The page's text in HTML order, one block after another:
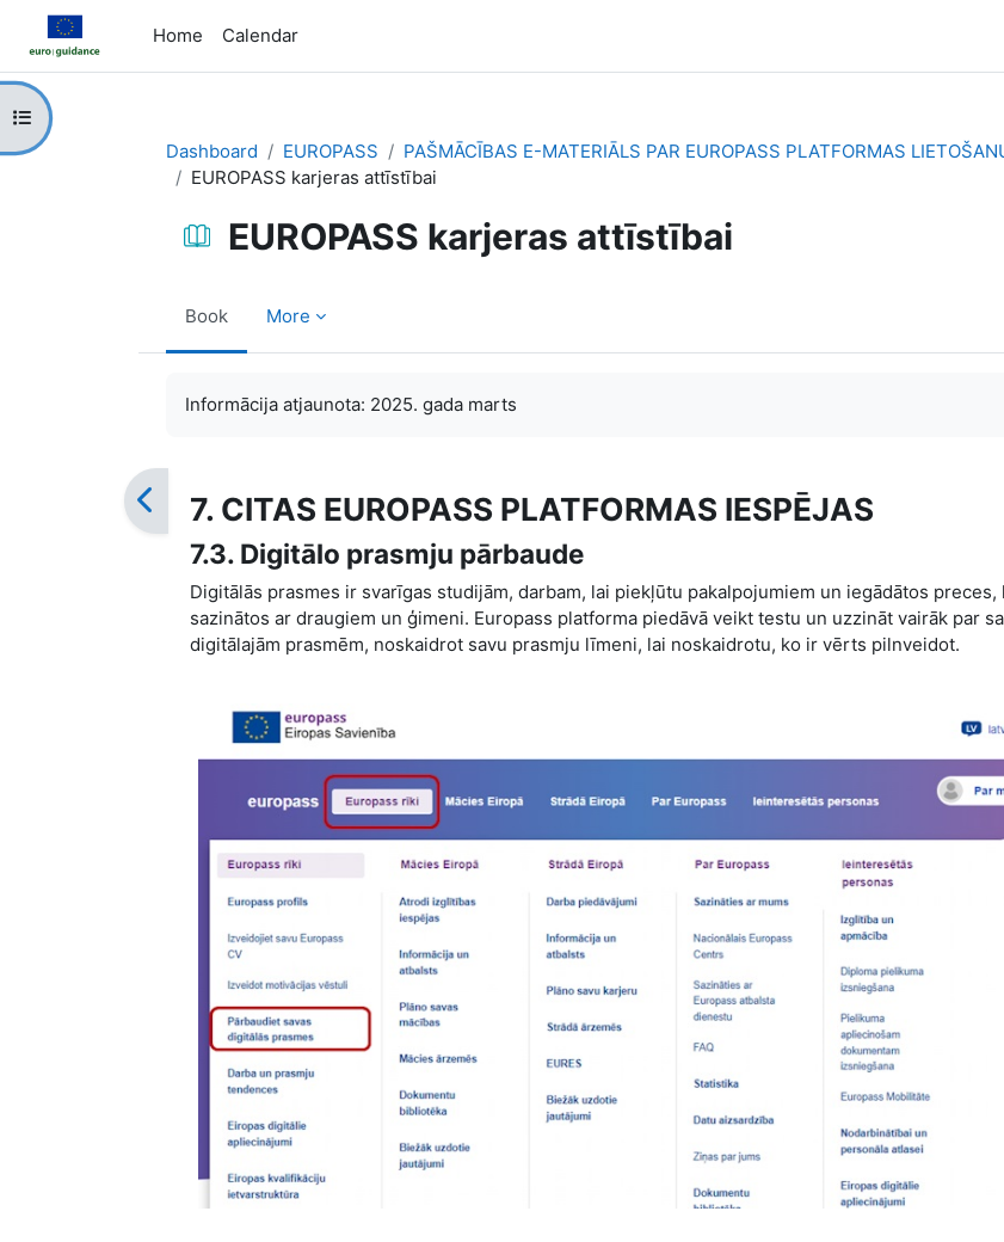
Skip to main content
Home
Calendar
Open course index
Dashboard
EUROPASS
PAŠMĀCĪBAS E-MATERIĀLS PAR EUROPASS PLATFORMAS
EUROPASS karjeras attīstībai
EUROPASS karjeras attīstībai
Book More
Informācija atjaunota: 2025. gada marts
7. CITAS EUROPASS PLATFORMAS IESPĒJAS
7.3. Digitālo prasmju pārbaude
Digitālās prasmes ir svarīgas studijām, darbam, lai piekļūtu pakalpojumiem un iegādātos preces,
sazinātos ar draugiem un ģimeni. Europass platforma piedāvā veikt testu un uzzināt vairāk par
digitālajām prasmēm, noskaidrot savu prasmju līmeni, lai noskaidrotu, ko ir vērts pilnveidot.